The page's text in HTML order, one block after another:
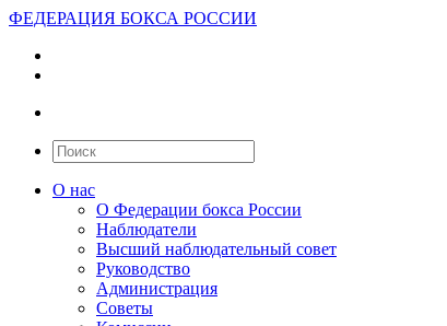
ФЕДЕРАЦИЯ БОКСА РОССИИ
О нас
О Федерации бокса России
Наблюдатели
Высший наблюдательный совет
Руководство
Администрация
Советы